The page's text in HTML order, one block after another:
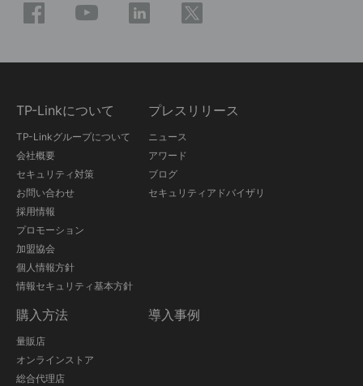
TP-Linkについて
TP-Linkグループについて
会社概要
セキュリティ対策
お問い合わせ
採用情報
プロモーション
加盟協会
個人情報方針
情報セキュリティ基本方針
プレスリリース
ニュース
アワード
ブログ
セキュリティアドバイザリ
購入方法
量販店
オンラインストア
総合代理店
導入事例